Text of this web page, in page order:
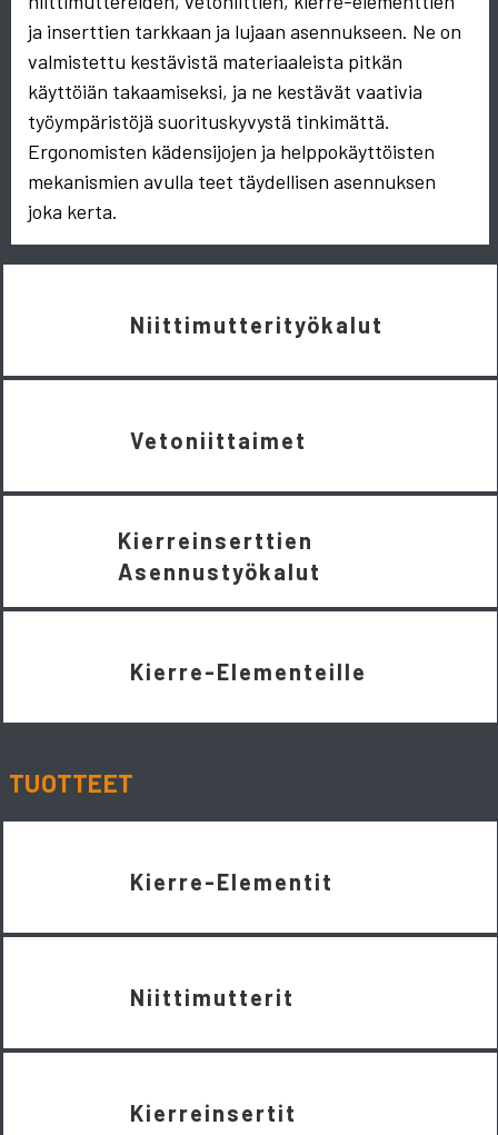
ja inserttien tarkkaan ja lujaan asennukseen. Ne on
valmistettu kestävistä materiaaleista pitkän
käyttöiän takaamiseksi, ja ne kestävät vaativia
työympäristöjä suorituskyvystä tinkimättä.
Ergonomisten kädensijojen ja helppokäyttöisten
mekanismien avulla teet täydellisen asennuksen
joka kerta.
Niittimutterityökalut
Vetoniittaimet
Kierreinserttien
Asennustyökalut
Kierre-Elementeille
TUOTTEET
Kierre-Elementit
Niittimutterit
Kierreinsertit